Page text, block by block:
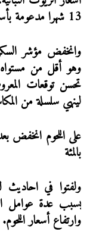
13 شهرا مدعومة بأسعار زيت بذور اللفت ودوار الشمس.
تحسن توقعات
لينهي سلسلة من
بالمئة
ولفتوا في
بسبب عدة عوامل
وارتفاع أسعار اللحوم.